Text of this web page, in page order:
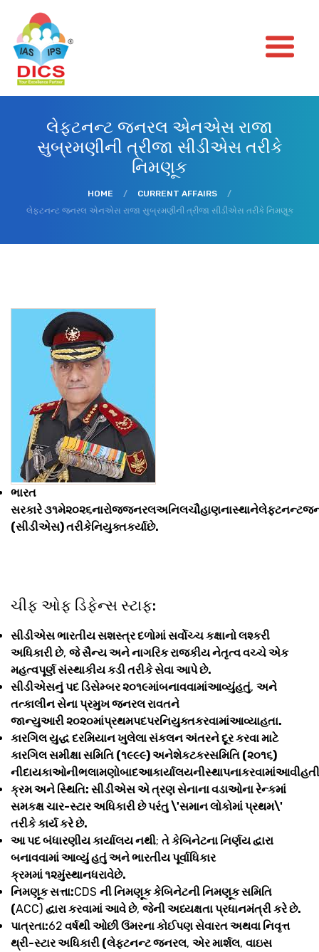
લેફ્ટનન્ટ જનરલ એનએસ રાજા
સુબ્રમણીની ત્રીજા સીડીએસ તરીકે
નિમણૂક
HOME / CURRENT AFFAIRS
/
લેફ્ટનન્ટ જનરલ એનએસ રાજા સુબ્રમણીની ત્રીજા સીડીએસ તરીકે નિમણૂક
ભારત
સરકારે
(સીડીએસ) તરીકેનિયુક્તકર્યાછે.
ચીફ ઓફ ડિફેન્સ સ્ટાફ:
સીડીએસ ભારતીય સશસ્ત્ર દળોમાં સર્વોચ્ચ કક્ષાનો લશ્કરી
અધિકારી છે, જે સૈન્ય અને નાગરિક રાજકીય નેતૃત્વ વચ્ચે એક
મહત્વપૂર્ણ સંસ્થાકીય કડી તરીકે સેવા આપે છે.
સીડીએસનું પદ ડિસેમ્બર ૨૦૧૯માંબનાવવામાંઆવ્યુંહતું, અને
તત્કાલીન સેના પ્રમુખ જનરલ રાવતને
જાન્યુઆરી ૨૦૨૦માંપ્રથમપદપરનિયુક્તકરવામાંઆવ્યાહતા.
કારગિલ યુદ્ધ દરમિયાન ખુલેલા સંકલન અંતરને દૂર કરવા માટે
કારગિલ સમીક્ષા સમિતિ (૧૯૯૯) અનેશેકટકરસમિતિ (૨૦૧૬)
ક્રમ અને સ્થિતિ: સીડીએસ એ ત્રણ સેનાના વડાઓના રેન્કમાં
સમકક્ષ ચાર-સ્ટાર અધિકારી છે પરંતુ \'સમાન લોકોમાં પ્રથમ\'
તરીકે કાર્ય કરે છે.
આ પદ બંધારણીય કાર્યાલય નથી; તે કેબિનેટના નિર્ણય દ્વારા
બનાવવામાં આવ્યું હતું અને ભારતીય પૂર્વાધિકાર
ક્રમમાં ૧૨મુંસ્થાનધરાવેછે.
નિમણૂક સત્તા:CDS ની નિમણૂક કેબિનેટની નિમણૂક સમિતિ
(ACC) દ્વારા કરવામાં આવે છે, જેની અધ્યક્ષતા પ્રધાનમંત્રી કરે છે.
પાત્રતા:62 વર્ષથી ઓછી ઉંમરના કોઈપણ સેવારત અથવા નિવૃત્ત
થ્રી-સ્ટાર અધિકારી (લેફ્ટનન્ટ જનરલ, એર માર્શલ, વાઇસ